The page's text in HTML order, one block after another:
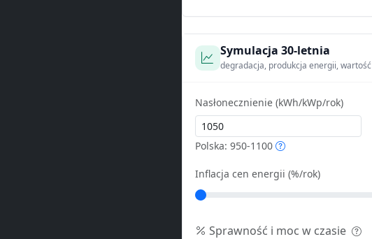
Symulacja 30-letnia
degradacja, produkcja energii, wartość
Nasłonecznienie (kWh/kWp/rok)
Polska: 950-1100
Inflacja cen energii (%/rok)
Sprawność i moc w czasie